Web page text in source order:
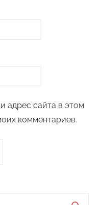
адрес сайта в этом
комментариев.